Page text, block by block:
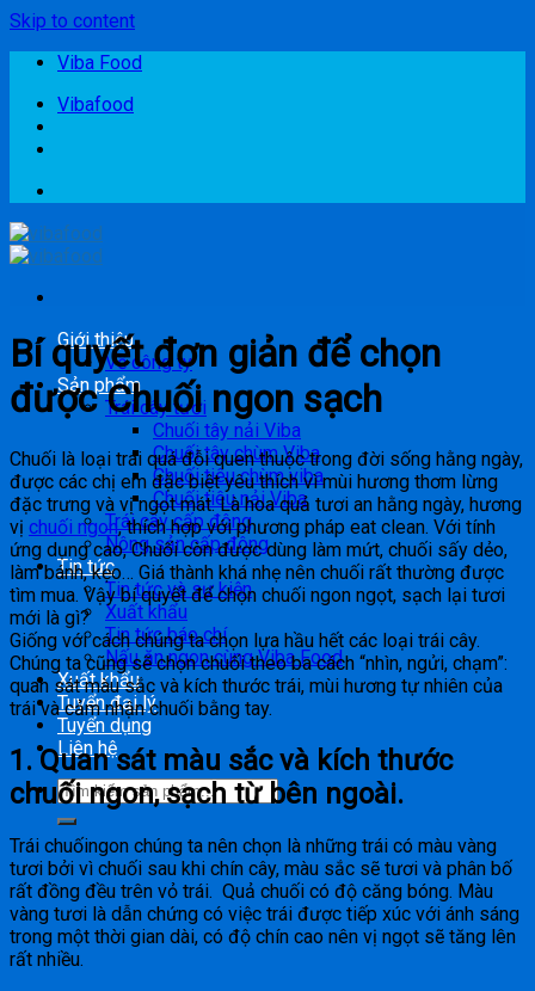
Skip to content
Viba Food
Vibafood
Giới thiệu
Về công ty
Sản phẩm
Trái cây tươi
Chuối tây nải Viba
Chuối tây chùm Viba
Chuối tiêu chùm viba
Chuối tiêu nải Viba
Trái cây cấp đông
Nông sản cấp đông
Tin tức
Tin tức và sự kiện
Xuất khẩu
Tin tức báo chí
Nấu ăn ngon cùng Viba Food
Xuất khẩu
Tuyển đại lý
Tuyển dụng
Liên hệ
Bí quyết đơn giản để chọn
được Chuối ngon sạch
Chuối là loại trái quá đỗi quen thuộc trong đời sống hằng ngày,
được các chị em đặc biệt yêu thích vì mùi hương thơm lừng
đặc trưng và vị ngọt mát. Là hoa quả tươi an hằng ngày, hương
vị chuối ngon, thích hợp với phương pháp eat clean. Với tính
ứng dụng cao, Chuối còn được dùng làm mứt, chuối sấy dẻo,
làm bánh, kẹo… Giá thành khá nhẹ nên chuối rất thường được
tìm mua. Vậy bí quyết để chọn chuối ngon ngọt, sạch lại tươi
mới là gì?
Giống với cách chúng ta chọn lựa hầu hết các loại trái cây.
Chúng ta cũng sẽ chọn chuối theo ba cách “nhìn, ngửi, chạm”:
quan sát màu sắc và kích thước trái, mùi hương tự nhiên của
trái và cảm nhận chuối bằng tay.
1. Quan sát màu sắc và kích thước
chuối ngon, sạch từ bên ngoài.
Trái chuốingon chúng ta nên chọn là những trái có màu vàng
tươi bởi vì chuối sau khi chín cây, màu sắc sẽ tươi và phân bố
rất đồng đều trên vỏ trái. Quả chuối có độ căng bóng. Màu
vàng tươi là dẫn chứng có việc trái được tiếp xúc với ánh sáng
trong một thời gian dài, có độ chín cao nên vị ngọt sẽ tăng lên
rất nhiều.